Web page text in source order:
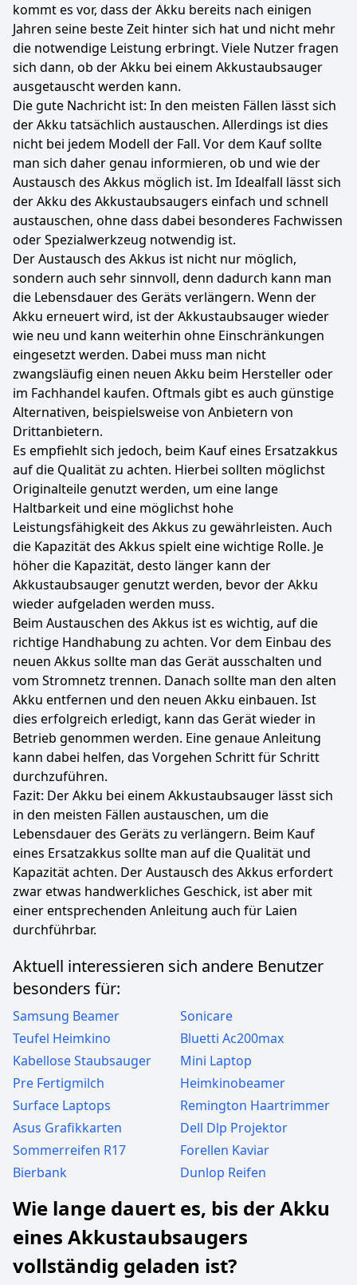
kommt es vor, dass der Akku bereits nach einigen
Jahren seine beste Zeit hinter sich hat und nicht mehr
die notwendige Leistung erbringt. Viele Nutzer fragen
sich dann, ob der Akku bei einem Akkustaubsauger
ausgetauscht werden kann.
Die gute Nachricht ist: In den meisten Fällen lässt sich
der Akku tatsächlich austauschen. Allerdings ist dies
nicht bei jedem Modell der Fall. Vor dem Kauf sollte
man sich daher genau informieren, ob und wie der
Austausch des Akkus möglich ist. Im Idealfall lässt sich
der Akku des Akkustaubsaugers einfach und schnell
austauschen, ohne dass dabei besonderes Fachwissen
oder Spezialwerkzeug notwendig ist.
Der Austausch des Akkus ist nicht nur möglich,
sondern auch sehr sinnvoll, denn dadurch kann man
die Lebensdauer des Geräts verlängern. Wenn der
Akku erneuert wird, ist der Akkustaubsauger wieder
wie neu und kann weiterhin ohne Einschränkungen
eingesetzt werden. Dabei muss man nicht
zwangsläufig einen neuen Akku beim Hersteller oder
im Fachhandel kaufen. Oftmals gibt es auch günstige
Alternativen, beispielsweise von Anbietern von
Drittanbietern.
Es empfiehlt sich jedoch, beim Kauf eines Ersatzakkus
auf die Qualität zu achten. Hierbei sollten möglichst
Originalteile genutzt werden, um eine lange
Haltbarkeit und eine möglichst hohe
Leistungsfähigkeit des Akkus zu gewährleisten. Auch
die Kapazität des Akkus spielt eine wichtige Rolle. Je
höher die Kapazität, desto länger kann der
Akkustaubsauger genutzt werden, bevor der Akku
wieder aufgeladen werden muss.
Beim Austauschen des Akkus ist es wichtig, auf die
richtige Handhabung zu achten. Vor dem Einbau des
neuen Akkus sollte man das Gerät ausschalten und
vom Stromnetz trennen. Danach sollte man den alten
Akku entfernen und den neuen Akku einbauen. Ist
dies erfolgreich erledigt, kann das Gerät wieder in
Betrieb genommen werden. Eine genaue Anleitung
kann dabei helfen, das Vorgehen Schritt für Schritt
durchzuführen.
Fazit: Der Akku bei einem Akkustaubsauger lässt sich
in den meisten Fällen austauschen, um die
Lebensdauer des Geräts zu verlängern. Beim Kauf
eines Ersatzakkus sollte man auf die Qualität und
Kapazität achten. Der Austausch des Akkus erfordert
zwar etwas handwerkliches Geschick, ist aber mit
einer entsprechenden Anleitung auch für Laien
durchführbar.
Aktuell interessieren sich andere Benutzer
besonders für:
Samsung Beamer
Sonicare
Teufel Heimkino
Bluetti Ac200max
Kabellose Staubsauger
Mini Laptop
Pre Fertigmilch
Heimkinobeamer
Surface Laptops
Remington Haartrimmer
Asus Grafikkarten
Dell Dlp Projektor
Sommerreifen R17
Forellen Kaviar
Bierbank
Dunlop Reifen
Wie lange dauert es, bis der Akku
eines Akkustaubsaugers
vollständig geladen ist?